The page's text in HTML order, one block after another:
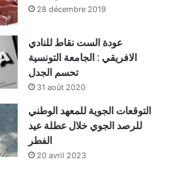
28 décembre 2019
عودة الست نقاط للنادي
الافريقي : الجامعة التونسية
تحسم الجدل
31 août 2020
التوقعات الجوية للمعهد الوطني
للرصد الجوي خلال عطلة عيد
الفطر
20 avril 2023